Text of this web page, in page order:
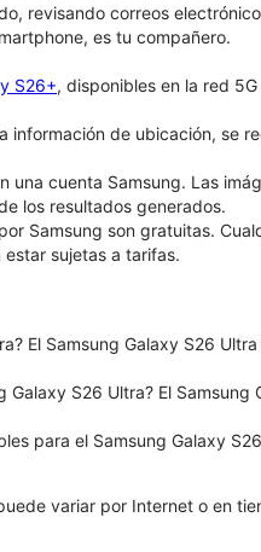
revisando correos
es tu compañero.
S26+, disponibles en la red
información de ubicación, se
una cuenta Samsung. Las
los resultados generados.
Samsung son gratuitas.
sujetas a tarifas.
El Samsung Galaxy S26
S26 Ultra? El
para el Samsung Galaxy
variar por Internet o en